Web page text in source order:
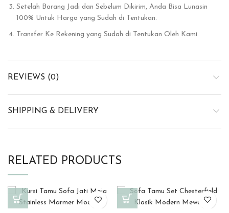
Setelah Barang Jadi dan Sebelum Dikirim, Anda Bisa Lunasin
100% Untuk Harga yang Sudah di Tentukan.
Transfer Ke Rekening yang Sudah di Tentukan Oleh Kami.
REVIEWS (0)
SHIPPING & DELIVERY
RELATED PRODUCTS